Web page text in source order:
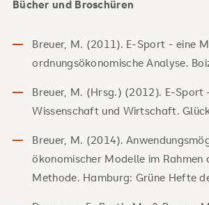
Bücher und Broschüren
Breuer, M. (2011). E-Sport - eine
ordnungsökonomische Analyse.
Breuer, M. (Hrsg.) (2012). E-Sport
Wissenschaft und Wirtschaft.
Breuer, M. (2014).
ökonomischer Modelle im
Methode. Hamburg: Grüne Hefte